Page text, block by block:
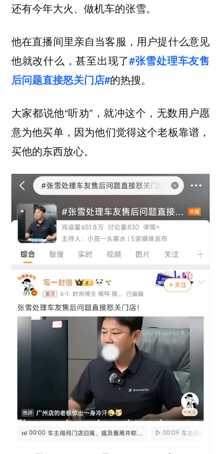
还有今年大火、做机车的张雪。
他在直播间里亲自当客服，用户提什么意见
他就改什么，甚至出现了#张雪处理车友售
后问题直接怒关门店#的热搜。
大家都说他“听劝”，就冲这个，无数用户愿
意为他买单， 因为他们觉得这个老板靠谱，
买他的东西放心。